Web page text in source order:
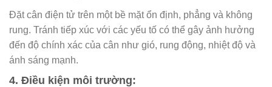
Đặt cân điện tử trên một bề mặt ổn định, phẳng và không
rung. Tránh tiếp xúc với các yếu tố có thể gây ảnh hưởng
đến độ chính xác của cân như gió, rung động, nhiệt độ và
ánh sáng mạnh.
4. Điều kiện môi trường: